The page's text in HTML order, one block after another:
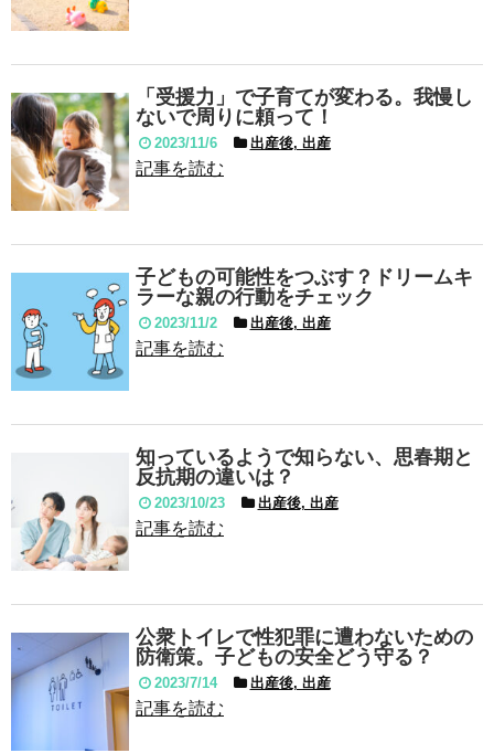
「受援力」で子育てが変わる。我慢し
ないで周りに頼って！
2023/11/6 出産後, 出産
記事を読む
子どもの可能性をつぶす？ドリームキ
ラーな親の行動をチェック
2023/11/2 出産後, 出産
記事を読む
知っているようで知らない、思春期と
反抗期の違いは？
2023/10/23 出産後, 出産
記事を読む
公衆トイレで性犯罪に遭わないための
防衛策。子どもの安全どう守る？
2023/7/14 出産後, 出産
記事を読む